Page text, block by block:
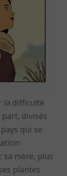
la difficulté
part, divisés
qui se
sa mère, plus
plantes